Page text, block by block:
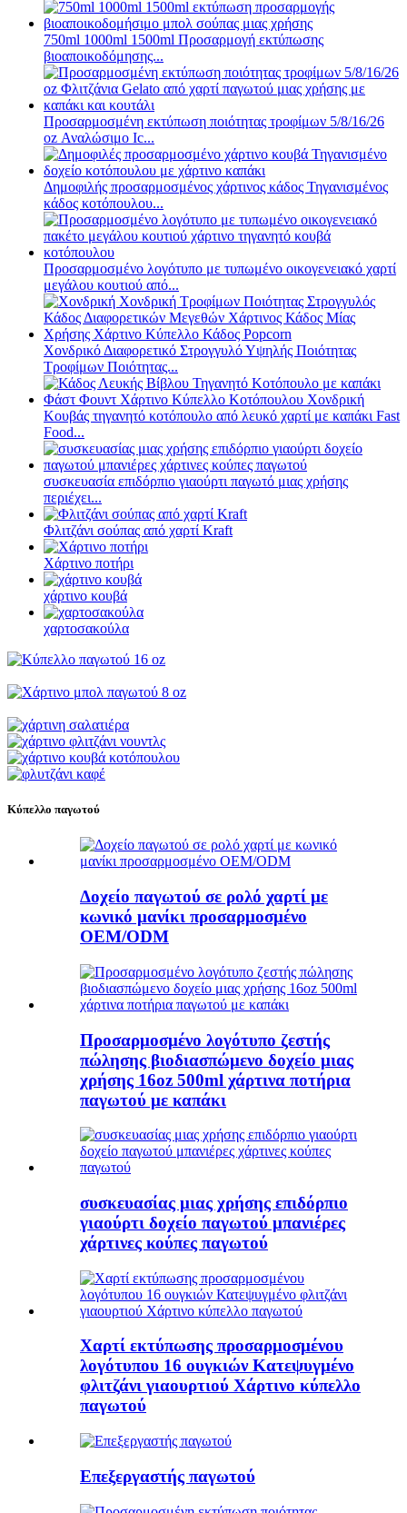
750ml 1000ml 1500ml Προσαρμογή εκτύπωσης
βιοαποικοδόμησης...
Προσαρμοσμένη εκτύπωση ποιότητας τροφίμων 5/8/16/26
oz Αναλώσιμο Ic...
Δημοφιλής προσαρμοσμένος χάρτινος κάδος Τηγανισμένος
κάδος κοτόπουλου...
Προσαρμοσμένο λογότυπο με τυπωμένο οικογενειακό χαρτί
μεγάλου κουτιού από...
Χονδρικό Διαφορετικό Στρογγυλό Υψηλής Ποιότητας
Τροφίμων Ποιότητας...
Κουβάς τηγανητό κοτόπουλο από λευκό χαρτί με καπάκι Fast
Food...
συσκευασία επιδόρπιο γιαούρτι παγωτό μιας χρήσης
περιέχει...
Φλιτζάνι σούπας από χαρτί Kraft
Χάρτινο ποτήρι
χάρτινο κουβά
χαρτοσακούλα
Κύπελλο παγωτού
Δοχείο παγωτού σε ρολό χαρτί με
κωνικό μανίκι προσαρμοσμένο
OEM/ODM
Προσαρμοσμένο λογότυπο ζεστής
πώλησης βιοδιασπώμενο δοχείο μιας
χρήσης 16oz 500ml χάρτινα ποτήρια
παγωτού με καπάκι
συσκευασίας μιας χρήσης επιδόρπιο
γιαούρτι δοχείο παγωτού μπανιέρες
χάρτινες κούπες παγωτού
Χαρτί εκτύπωσης προσαρμοσμένου
λογότυπου 16 ουγκιών Κατεψυγμένο
φλιτζάνι γιαουρτιού Χάρτινο κύπελλο
παγωτού
Επεξεργαστής παγωτού